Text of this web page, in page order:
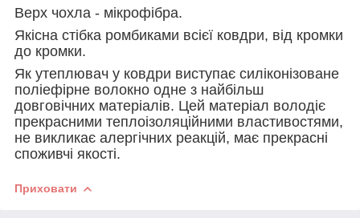
Верх чохла - мікрофібра.
Якісна стібка ромбиками всієї ковдри, від кромки
до кромки.
Як утеплювач у ковдри виступає силіконізоване
поліефірне волокно одне з найбільш
довговічних матеріалів. Цей матеріал володіє
прекрасними теплоізоляційними властивостями,
не викликає алергічних реакцій, має прекрасні
споживчі якості.
Приховати